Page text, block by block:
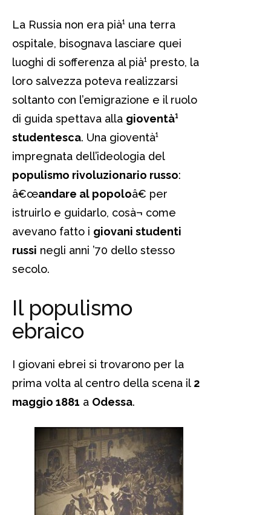
La Russia non era pià¹ una terra
ospitale, bisognava lasciare quei
luoghi di sofferenza al pià¹ presto, la
loro salvezza poteva realizzarsi
soltanto con l’emigrazione e il ruolo
di guida spettava alla gioventà¹
studentesca. Una gioventà¹
impregnata dell’ideologia del
populismo rivoluzionario russo:
â€œandare al popoloâ€ per
istruirlo e guidarlo, cosà¬ come
avevano fatto i giovani studenti
russi negli anni ’70 dello stesso
secolo.
Il populismo
ebraico
I giovani ebrei si trovarono per la
prima volta al centro della scena il 2
maggio 1881 a Odessa.